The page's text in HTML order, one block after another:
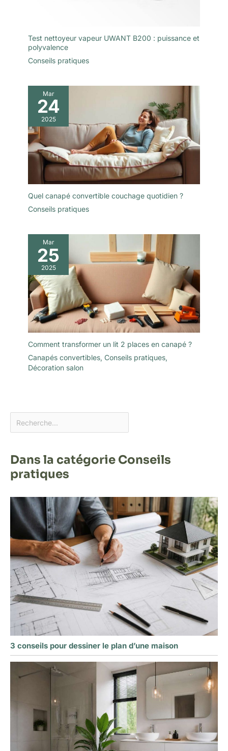
Test nettoyeur vapeur UWANT B200 : puissance et
polyvalence
Conseils pratiques
Mar
24
2025
Quel canapé convertible couchage quotidien ?
Conseils pratiques
Mar
25
2025
Comment transformer un lit 2 places en canapé ?
Canapés convertibles, Conseils pratiques,
Décoration salon
Dans la catégorie Conseils
pratiques
3 conseils pour dessiner le plan d’une maison